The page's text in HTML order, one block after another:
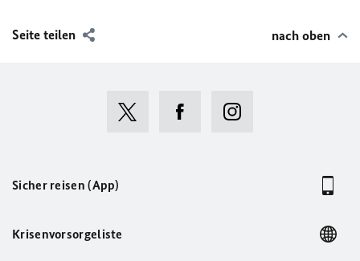
Seite teilen nach oben
Sicher reisen (App)
Krisenvorsorgeliste